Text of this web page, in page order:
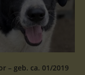
– geb. ca. 01/2019